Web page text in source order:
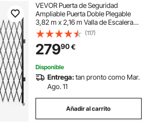
VEVOR Puerta de Seguridad
Ampliable Puerta Doble Plegable
3,82 m x 2,16 m Valla de Escalera
de Acero, balanceo de 360° Puerta
de Tijera o Puerta con Candado
para el sótano del hogar
(117)
27990€
Disponible
Entrega:tan pronto como Mar.
Ago. 11
Añadir al carrito